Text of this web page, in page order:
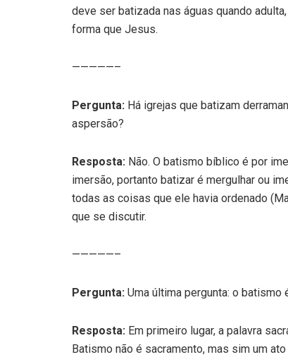
deve ser batizada nas águas quando
forma que Jesus.
—————–
Pergunta: Há igrejas que batizam
aspersão?
Resposta: Não. O batismo bíblico é por
imersão, portanto batizar é mergulhar ou
todas as coisas que ele havia ordenado
que se discutir.
—————–
Pergunta: Uma última pergunta: o batismo
Resposta: Em primeiro lugar, a palavra
Batismo não é sacramento, mas sim um